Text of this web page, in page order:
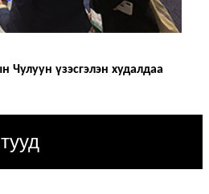
Чулуун үзэсгэлэн худалдаа